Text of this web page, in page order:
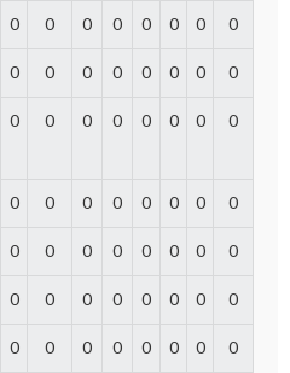
0 0 0 0 0 0 0 0
0 0 0 0 0 0 0 0
0 0 0 0 0 0 0 0
0 0 0 0 0 0 0 0
0 0 0 0 0 0 0 0
0 0 0 0 0 0 0 0
0 0 0 0 0 0 0 0